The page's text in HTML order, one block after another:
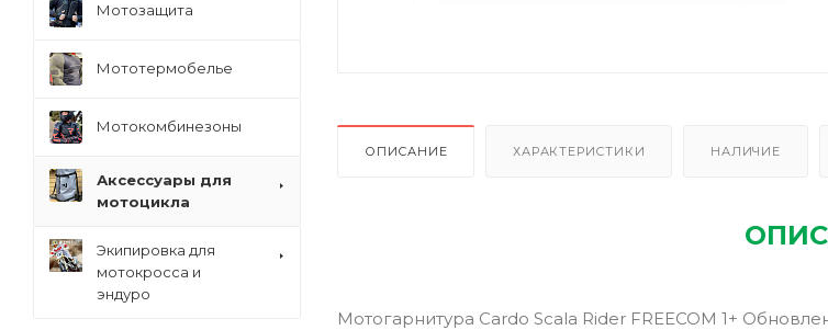
ОПИСАНИЕ ХАРАКТЕРИСТИКИ НАЛИЧИЕ
Мотогарнитура Cardo Scala Rider FREECOM 1+
Мотозащита
Мототермобелье
Мотокомбинезоны
Аксессуары для
мотоцикла
Экипировка для
мотокросса и
эндуро